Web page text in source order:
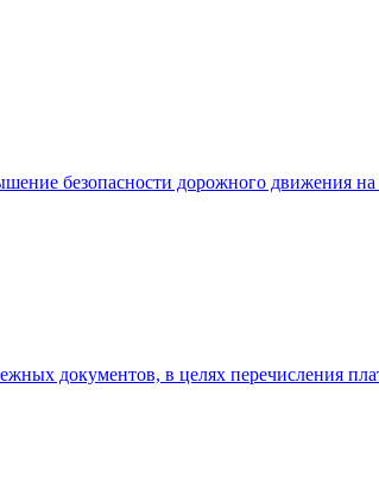
безопасности дорожного движения на
документов, в целях перечисления